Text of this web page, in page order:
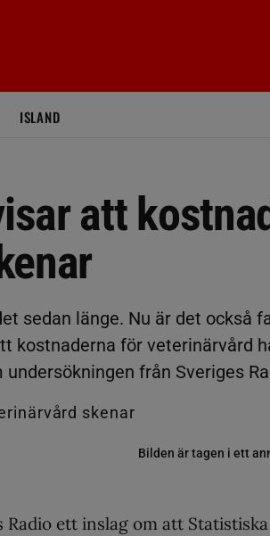
ISLAND
att
sedan länge. Nu är det också
kostnaderna för veterinärvård
från Sveriges
Bilden är tagen i ett
Radio ett inslag om att